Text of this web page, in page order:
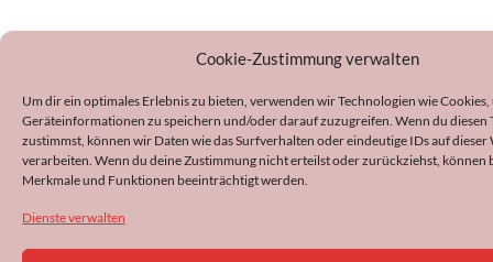
Cookie-Zustimmung verwalten
Um dir ein optimales Erlebnis zu bieten, verwenden wir Technologien wie Cookies,
Geräteinformationen zu speichern und/oder darauf zuzugreifen. Wenn du diesen
zustimmst, können wir Daten wie das Surfverhalten oder eindeutige IDs auf dieser
verarbeiten. Wenn du deine Zustimmung nicht erteilst oder zurückziehst, können
Merkmale und Funktionen beeinträchtigt werden.
Dienste verwalten